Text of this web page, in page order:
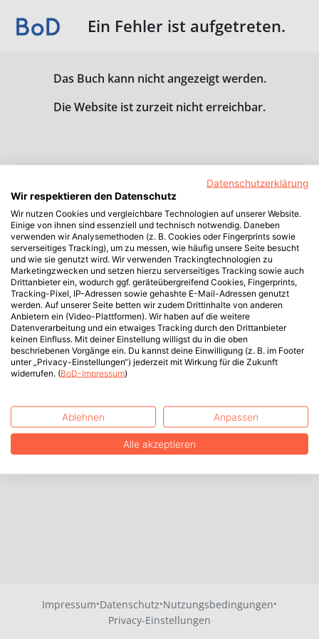
Ein Fehler ist aufgetreten.
Das Buch kann nicht angezeigt werden.
Die Website ist zurzeit nicht erreichbar.
Impressum·Datenschutz·Nutzungsbedingungen·
Privacy-Einstellungen
Datenschutzerklärung
Wir respektieren den Datenschutz
Wir nutzen Cookies und vergleichbare Technologien auf unserer Website.
Einige von ihnen sind essenziell und technisch notwendig. Daneben
verwenden wir Analysemethoden (z. B. Cookies oder Fingerprints sowie
serverseitiges Tracking), um zu messen, wie häufig unsere Seite besucht
und wie sie genutzt wird. Wir verwenden Trackingtechnologien zu
Marketingzwecken und setzen hierzu serverseitiges Tracking sowie auch
Drittanbieter ein, wodurch ggf. geräteübergreifend Cookies, Fingerprints,
Tracking-Pixel, IP-Adressen sowie gehashte E-Mail-Adressen genutzt
werden. Auf unserer Seite betten wir zudem Drittinhalte von anderen
Anbietern ein (Video-Plattformen). Wir haben auf die weitere
Datenverarbeitung und ein etwaiges Tracking durch den Drittanbieter
keinen Einfluss. Mit deiner Einstellung willigst du in die oben
beschriebenen Vorgänge ein. Du kannst deine Einwilligung (z. B. im Footer
unter „Privacy-Einstellungen“) jederzeit mit Wirkung für die Zukunft
widerrufen. (BoD-Impressum)
Ablehnen Anpassen
Alle akzeptieren